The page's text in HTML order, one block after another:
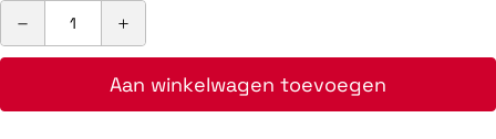
Aan winkelwagen toevoegen